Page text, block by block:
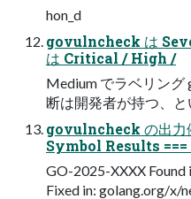
hon_d
govulncheck は
は Critical / High /
Medium でラベリング
断は開発者が持つ、
govulncheck の出力
Symbol Results
GO-2025-XXXX
Fixed in: golang.org/x/